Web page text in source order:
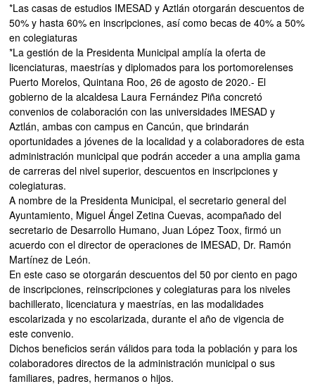
*Las casas de estudios IMESAD y Aztlán otorgarán descuentos de
50% y hasta 60% en inscripciones, así como becas de 40% a 50%
en colegiaturas
*La gestión de la Presidenta Municipal amplía la oferta de
licenciaturas, maestrías y diplomados para los portomorelenses
Puerto Morelos, Quintana Roo, 26 de agosto de 2020.- El
gobierno de la alcaldesa Laura Fernández Piña concretó
convenios de colaboración con las universidades IMESAD y
Aztlán, ambas con campus en Cancún, que brindarán
oportunidades a jóvenes de la localidad y a colaboradores de esta
administración municipal que podrán acceder a una amplia gama
de carreras del nivel superior, descuentos en inscripciones y
colegiaturas.
A nombre de la Presidenta Municipal, el secretario general del
Ayuntamiento, Miguel Ángel Zetina Cuevas, acompañado del
secretario de Desarrollo Humano, Juan López Toox, firmó un
acuerdo con el director de operaciones de IMESAD, Dr. Ramón
Martínez de León.
En este caso se otorgarán descuentos del 50 por ciento en pago
de inscripciones, reinscripciones y colegiaturas para los niveles
bachillerato, licenciatura y maestrías, en las modalidades
escolarizada y no escolarizada, durante el año de vigencia de
este convenio.
Dichos beneficios serán válidos para toda la población y para los
colaboradores directos de la administración municipal o sus
familiares, padres, hermanos o hijos.